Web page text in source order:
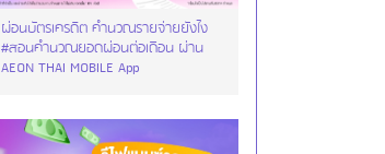
ผ่อนบัตรเครดิต คำนวณรายจ่ายยังไง
#สอนคำนวณยอดผ่อนต่อเดือน ผ่าน
AEON THAI MOBILE App